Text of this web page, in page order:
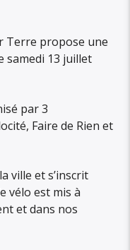
Terre propose une
samedi 13 juillet
par 3
Faire de Rien et
ville et s’inscrit
vélo est mis à
et dans nos